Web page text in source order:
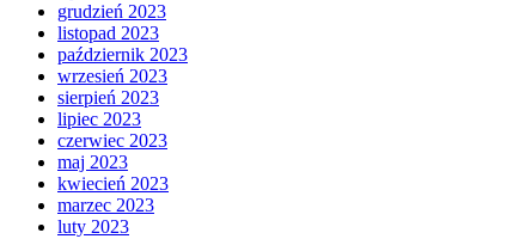
grudzień 2023
listopad 2023
październik 2023
wrzesień 2023
sierpień 2023
lipiec 2023
czerwiec 2023
maj 2023
kwiecień 2023
marzec 2023
luty 2023